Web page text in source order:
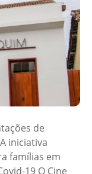
de
iniciativa
famílias em
19 O Cine